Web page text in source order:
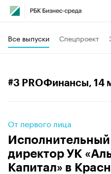
Все выпуски Спецпроект
#3 PROФинансы, 14
От первого лица
Исполнительный
директор УК
Капитал» в